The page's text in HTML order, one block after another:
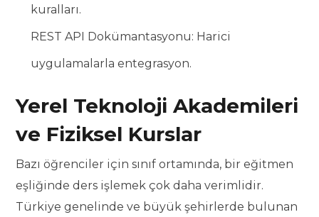
kuralları.
REST API Dokümantasyonu: Harici
uygulamalarla entegrasyon.
Yerel Teknoloji Akademileri
ve Fiziksel Kurslar
Bazı öğrenciler için sınıf ortamında, bir eğitmen
eşliğinde ders işlemek çok daha verimlidir.
Türkiye genelinde ve büyük şehirlerde bulunan